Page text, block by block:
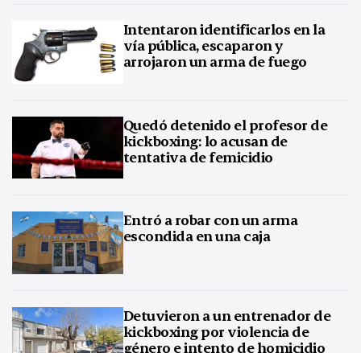
Intentaron identificarlos en la
vía pública, escaparon y
arrojaron un arma de fuego
Quedó detenido el profesor de
kickboxing: lo acusan de
tentativa de femicidio
Entró a robar con un arma
escondida en una caja
Detuvieron a un entrenador de
kickboxing por violencia de
género e intento de homicidio